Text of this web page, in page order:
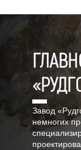
Завод
немногих